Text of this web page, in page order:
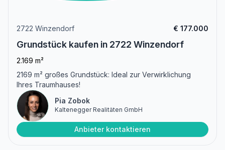
2722 Winzendorf € 177.000
Grundstück kaufen in 2722 Winzendorf
2.169 m²
2169 m² großes Grundstück: Ideal zur Verwirklichung
Ihres Traumhauses!
Pia Zobok
Kaltenegger Realitäten GmbH
Anbieter kontaktieren